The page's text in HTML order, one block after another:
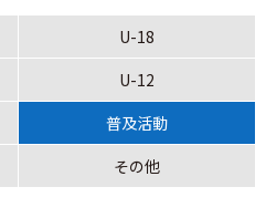
U-18
U-12
普及活動
その他